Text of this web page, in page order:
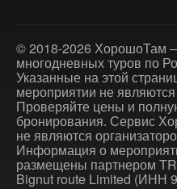
© 2018-2026 ХорошоТам —
многодневных туров по
Указанные на этой
мероприятии не
Проверяйте цены и
бронирования. Сервис
не являются
Информация о
размещены партнером
Bignut route Limited (ИНН